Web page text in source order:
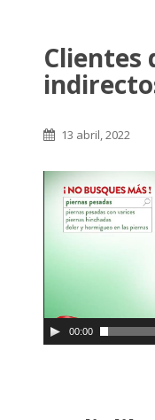
Clientes
13 abril, 2022
00:00